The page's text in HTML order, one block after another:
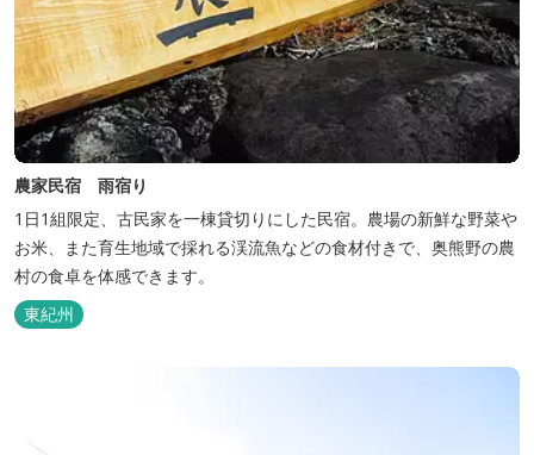
農家民宿 雨宿り
1日1組限定、古民家を一棟貸切りにした民宿。農場の新鮮な野菜や
お米、また育生地域で採れる渓流魚などの食材付きで、奥熊野の農
村の食卓を体感できます。
東紀州